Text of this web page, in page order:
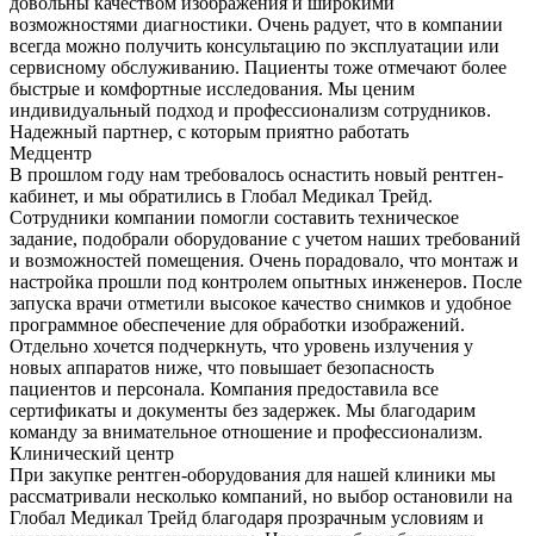
возможностями диагностики. Очень радует, что в компании
всегда можно получить консультацию по эксплуатации или
сервисному обслуживанию. Пациенты тоже отмечают более
быстрые и комфортные исследования. Мы ценим
индивидуальный подход и профессионализм сотрудников.
Надежный партнер, с которым приятно работать
Медцентр
В прошлом году нам требовалось оснастить новый рентген-
кабинет, и мы обратились в Глобал Медикал Трейд.
Сотрудники компании помогли составить техническое
задание, подобрали оборудование с учетом наших требований
и возможностей помещения. Очень порадовало, что монтаж и
настройка прошли под контролем опытных инженеров. После
запуска врачи отметили высокое качество снимков и удобное
программное обеспечение для обработки изображений.
Отдельно хочется подчеркнуть, что уровень излучения у
новых аппаратов ниже, что повышает безопасность
пациентов и персонала. Компания предоставила все
сертификаты и документы без задержек. Мы благодарим
команду за внимательное отношение и профессионализм.
Клинический центр
При закупке рентген-оборудования для нашей клиники мы
рассматривали несколько компаний, но выбор остановили на
Глобал Медикал Трейд благодаря прозрачным условиям и